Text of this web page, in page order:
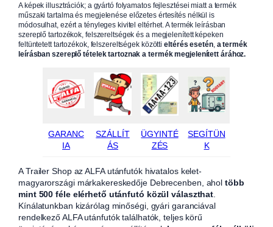
A képek illusztrációk; a gyártó folyamatos fejlesztései miatt a termék
műszaki tartalma és megjelenése előzetes értesítés nélkül is
módosulhat, ezért a tényleges kivitel eltérhet. A termék leírásban
szereplő tartozékok, felszereltségek és a megjelenített képeken
feltüntetett tartozékok, felszereltségek közöttieltérés esetén, a termék
leírásban szereplő tételek tartoznak a termék megjelenített árához.
GARANC
IA
SZÁLLÍT
ÁS
ÜGYINTÉ
ZÉS
SEGÍTÜN
K
A Trailer Shop az ALFA utánfutók hivatalos kelet-
magyarországi márkakereskedője Debrecenben, aholtöbb
mint 500 féle elérhető utánfutó közül választhat
Kínálatunkban kizárólag minőségi, gyári garanciával
rendelkező ALFA utánfutók találhatók, teljes körű